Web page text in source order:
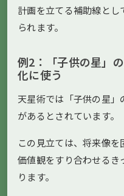
計画を立てる補助線と
られます。
例2：「子供の星」
化に使う
天星術では「子供の星
があるとされています。
この見立ては、将来像
価値観をすり合わせるき
ります。